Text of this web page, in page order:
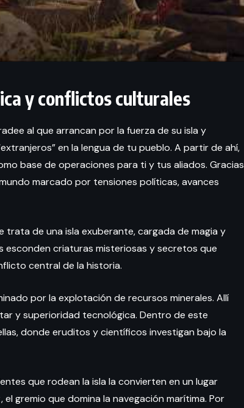
y conflictos culturales
al que arrancan por la fuerza de su isla y
en la lengua de tu pueblo. A partir de ahí,
base de operaciones para ti y tus aliados. Gracias
marcado por tensiones políticas, avances
trata de una isla exuberante, cargada de magia y
esconden criaturas misteriosas y secretos que
central de la historia.
por la explotación de recursos minerales. Allí
y superioridad tecnológica. Dentro de este
donde eruditos y científicos investigan bajo la
que rodean la isla la convierten en un lugar
gremio que domina la navegación marítima. Por